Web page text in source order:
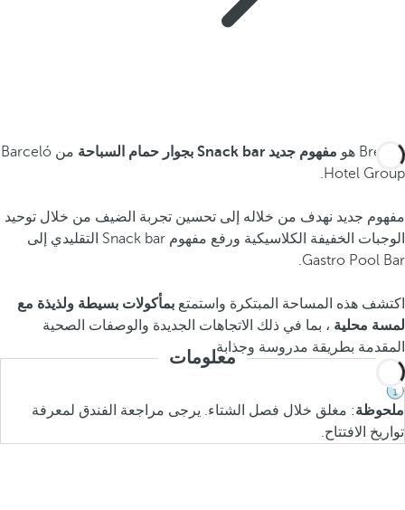
Breeze هو مفهوم جديد Snack bar بجوار حمام السباحة
من Barceló
Hotel Group.
مفهوم جديد نهدف من خلاله إلى تحسين تجربة الضيف من خلال توحيد
الوجبات الخفيفة الكلاسيكية ورفع مفهوم Snack bar التقليدي إلى
Gastro Pool Bar.
اكتشف هذه المساحة المبتكرة واستمتع بمأكولات بسيطة ولذيذة مع
لمسة محلية ، بما في ذلك الاتجاهات الجديدة والوصفات الصحية
المقدمة بطريقة مدروسة وجذابة.معلومات
ملحوظة: مغلق خلال فصل الشتاء. يرجى مراجعة الفندق لمعرفة
تواريخ الافتتاح.